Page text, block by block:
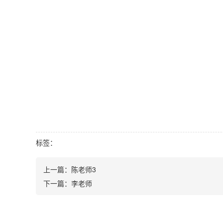
标签：
上一篇： 陈老师3
下一篇： 李老师